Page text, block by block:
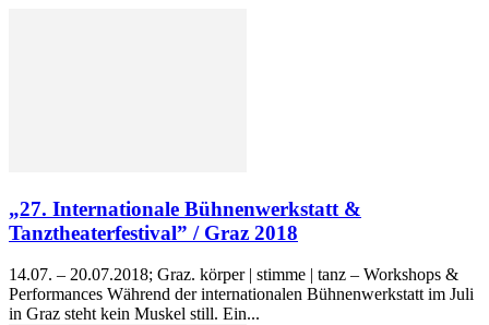
„27. Internationale Bühnenwerkstatt &
Tanztheaterfestival” / Graz 2018
14.07. – 20.07.2018; Graz. körper | stimme | tanz – Workshops &
Performances Während der internationalen Bühnenwerkstatt im Juli
in Graz steht kein Muskel still. Ein...